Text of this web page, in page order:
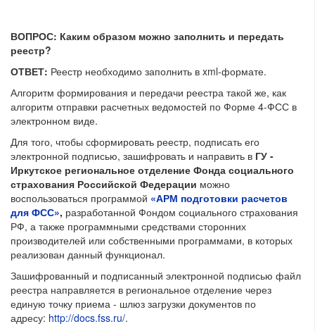
ВОПРОС: Каким образом можно заполнить и передать
реестр?
ОТВЕТ: Реестр необходимо заполнить в xml-формате.
Алгоритм формирования и передачи реестра такой же, как
алгоритм отправки расчетных ведомостей по Форме 4-ФСС в
электронном виде.
Для того, чтобы сформировать реестр, подписать его
электронной подписью, зашифровать и направить в ГУ -
Иркутское региональное отделение Фонда социального
страхования Российской Федерации можно
воспользоваться программой «АРМ подготовки расчетов
для ФСС», разработанной Фондом социального страхования
РФ, а также программными средствами сторонних
производителей или собственными программами, в которых
реализован данный функционал.
Зашифрованный и подписанный электронной подписью файл
реестра направляется в региональное отделение через
единую точку приема - шлюз загрузки документов по
адресу: http://docs.fss.ru/.